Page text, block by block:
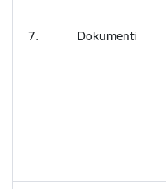
7. Dokumenti